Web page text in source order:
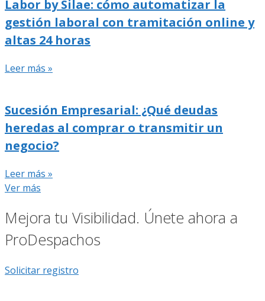
Labor by Silae: cómo automatizar la
gestión laboral con tramitación online y
altas 24 horas
Leer más »
Sucesión Empresarial: ¿Qué deudas
heredas al comprar o transmitir un
negocio?
Leer más »
Ver más
Mejora tu Visibilidad. Únete ahora a
ProDespachos
Solicitar registro